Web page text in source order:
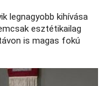
legnagyobb kihívása
esztétikailag
is magas fokú